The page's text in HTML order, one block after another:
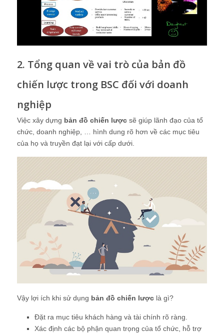
2. Tổng quan về vai trò của bản đồ
chiến lược trong BSC đối với doanh
nghiệp
Việc xây dựng bản đồ chiến lược sẽ giúp lãnh đạo của tổ
chức, doanh nghiệp, … hình dung rõ hơn về các mục tiêu
của họ và truyền đạt lại với cấp dưới.
Vậy lợi ích khi sử dụng bản đồ chiến lược là gì?
Đặt ra mục tiêu khách hàng và tài chính rõ ràng.
Xác định các bộ phận quan trọng của tổ chức, hỗ trợ